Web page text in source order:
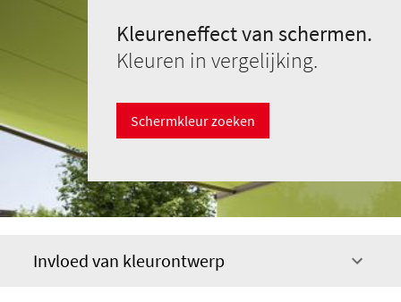
Kleureneffect van schermen.
Kleuren in vergelijking.
Schermkleur zoeken
Invloed van kleurontwerp